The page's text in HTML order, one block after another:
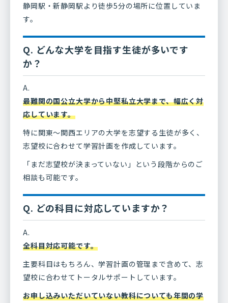
静岡駅・新静岡駅より徒歩5分の場所に位置していま
す。
Q. どんな大学を目指す生徒が多いです
か？
A.
最難関の国公立大学から中堅私立大学まで、幅広く対
応しています。
特に関東〜関西エリアの大学を志望する生徒が多く、
志望校に合わせて学習計画を作成しています。
「まだ志望校が決まっていない」という段階からのご
相談も可能です。
Q. どの科目に対応していますか？
A.
全科目対応可能です。
主要科目はもちろん、学習計画の管理まで含めて、志
望校に合わせてトータルサポートしています。
お申し込みいただいていない教科についても年間の学